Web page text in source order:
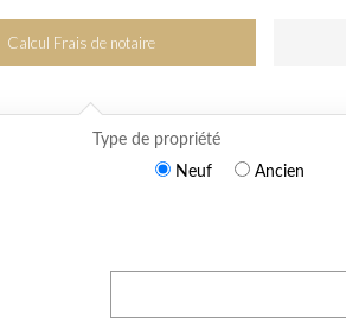
Calcul Frais de notaire